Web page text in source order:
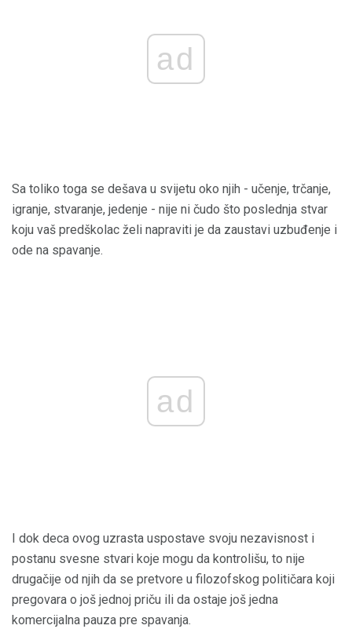
ad
Sa toliko toga se dešava u svijetu oko njih - učenje, trčanje,
igranje, stvaranje, jedenje - nije ni čudo što poslednja stvar
koju vaš predškolac želi napraviti je da zaustavi uzbuđenje i
ode na spavanje.
ad
I dok deca ovog uzrasta uspostave svoju nezavisnost i
postanu svesne stvari koje mogu da kontrolišu, to nije
drugačije od njih da se pretvore u filozofskog političara koji
pregovara o još jednoj priču ili da ostaje još jedna
komercijalna pauza pre spavanja.